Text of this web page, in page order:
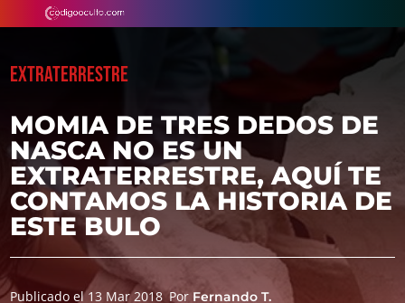
EXTRATERRESTRE
MOMIA DE TRES DEDOS DE
NASCA NO ES UN
EXTRATERRESTRE, AQUÍ TE
CONTAMOS LA HISTORIA DE
ESTE BULO
Publicado el 13 Mar 2018 Por Fernando T.